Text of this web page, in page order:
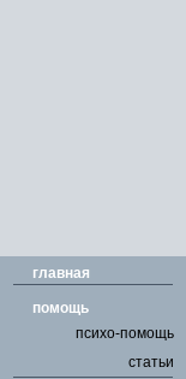
главная
помощь
психо-помощь
статьи